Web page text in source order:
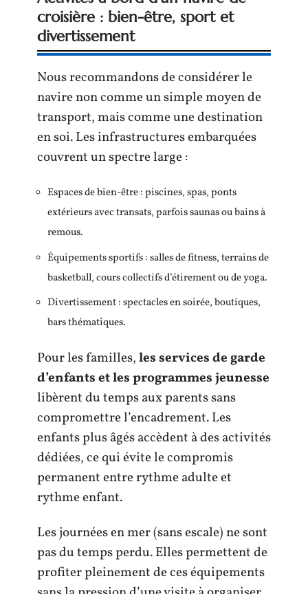
croisière : bien-être, sport et
divertissement
Nous recommandons de considérer le
navire non comme un simple moyen de
transport, mais comme une destination
en soi. Les infrastructures embarquées
couvrent un spectre large :
Espaces de bien-être : piscines, spas, ponts
extérieurs avec transats, parfois saunas ou bains à
remous.
Équipements sportifs : salles de fitness, terrains de
basketball, cours collectifs d’étirement ou de yoga.
Divertissement : spectacles en soirée, boutiques,
bars thématiques.
Pour les familles,les services de garde
d’enfants et les programmes jeunesse
libèrent du temps aux parents sans
compromettre l’encadrement. Les
enfants plus âgés accèdent à des activités
dédiées, ce qui évite le compromis
permanent entre rythme adulte et
rythme enfant.
Les journées en mer (sans escale) ne sont
pas du temps perdu. Elles permettent de
profiter pleinement de ces équipements